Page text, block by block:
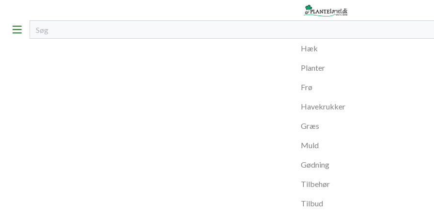
Hæk
Planter
Frø
Havekrukker
Græs
Muld
Gødning
Tilbehør
Tilbud